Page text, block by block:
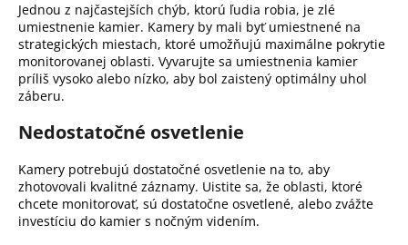
Jednou z najčastejších chýb, ktorú ľudia robia, je zlé
umiestnenie kamier. Kamery by mali byť umiestnené na
strategických miestach, ktoré umožňujú maximálne pokrytie
monitorovanej oblasti. Vyvarujte sa umiestnenia kamier
príliš vysoko alebo nízko, aby bol zaistený optimálny uhol
záberu.
Nedostatočné osvetlenie
Kamery potrebujú dostatočné osvetlenie na to, aby
zhotovovali kvalitné záznamy. Uistite sa, že oblasti, ktoré
chcete monitorovať, sú dostatočne osvetlené, alebo zvážte
investíciu do kamier s nočným videním.